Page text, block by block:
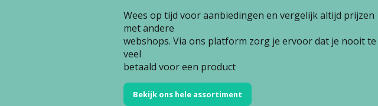
Wees op tijd voor aanbiedingen en vergelijk altijd prijzen
met andere
webshops. Via ons platform zorg je ervoor dat je nooit te
veel
betaald voor een product
Bekijk ons hele assortiment